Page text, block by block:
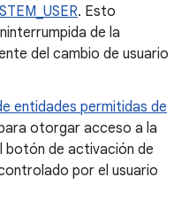
. Esto
de la
del cambio de usuario
entidades permitidas de
otorgar acceso a la
botón de activación de
por el usuario